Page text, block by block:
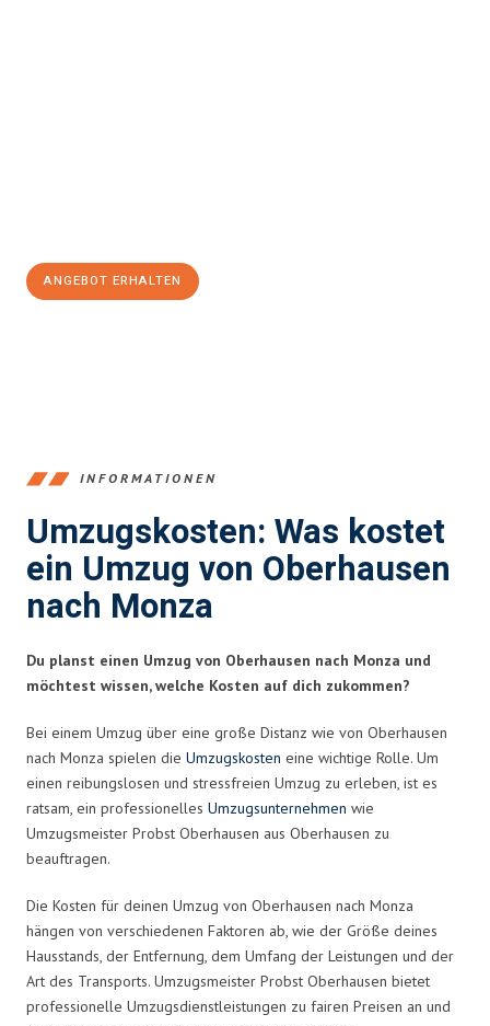
ANGEBOT ERHALTEN
INFORMATIONEN
Umzugskosten: Was kostet
ein Umzug von Oberhausen
nach Monza
Du planst einen Umzug von Oberhausen nach Monza und
möchtest wissen, welche Kosten auf dich zukommen?
Bei einem Umzug über eine große Distanz wie von Oberhausen
nach Monza spielen die Umzugskosten eine wichtige Rolle. Um
einen reibungslosen und stressfreien Umzug zu erleben, ist es
ratsam, ein professionelles Umzugsunternehmen wie
Umzugsmeister Probst Oberhausen aus Oberhausen zu
beauftragen.
Die Kosten für deinen Umzug von Oberhausen nach Monza
hängen von verschiedenen Faktoren ab, wie der Größe deines
Hausstands, der Entfernung, dem Umfang der Leistungen und der
Art des Transports. Umzugsmeister Probst Oberhausen bietet
professionelle Umzugsdienstleistungen zu fairen Preisen an und